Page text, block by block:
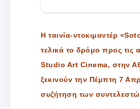
Η ταινία-ντοκιμαντέρ
τελικά το δρόμο προς
Studio Art Cinema, στην
ξεκινούν την Πέμπτη 7
συζήτηση των